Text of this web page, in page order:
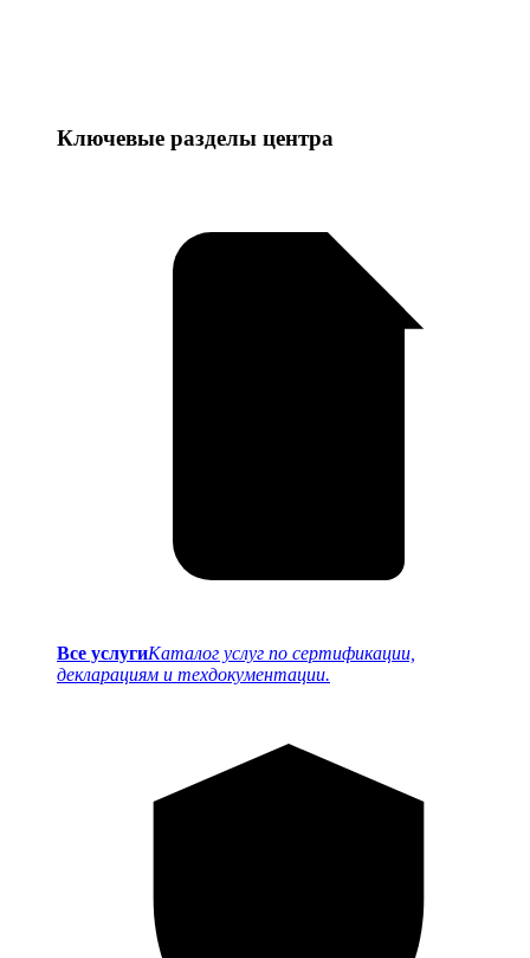
Ключевые разделы центра
Все услугиКаталог услуг по сертификации,
декларациям и техдокументации.